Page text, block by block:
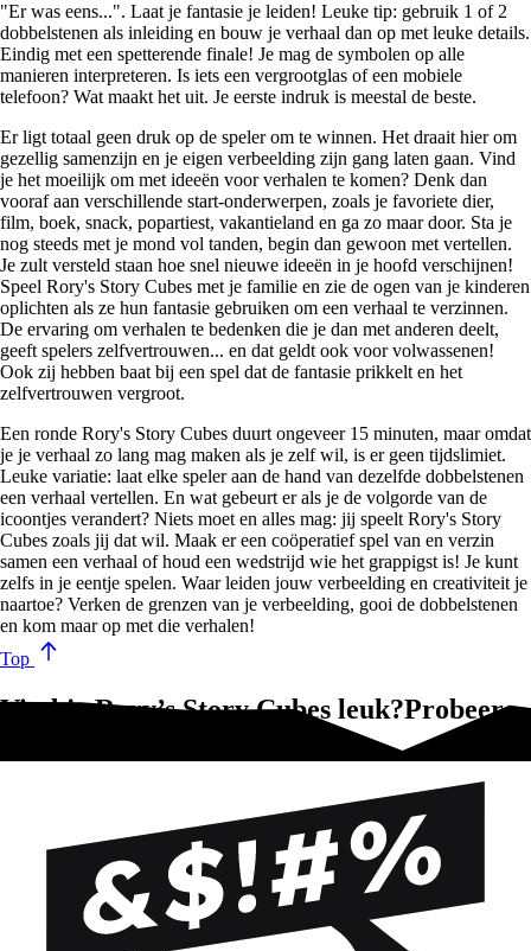
"Er was eens...". Laat je fantasie je leiden! Leuke tip: gebruik 1 of 2
dobbelstenen als inleiding en bouw je verhaal dan op met leuke details.
Eindig met een spetterende finale! Je mag de symbolen op alle
manieren interpreteren. Is iets een vergrootglas of een mobiele
telefoon? Wat maakt het uit. Je eerste indruk is meestal de beste.
Er ligt totaal geen druk op de speler om te winnen. Het draait hier om
gezellig samenzijn en je eigen verbeelding zijn gang laten gaan. Vind
je het moeilijk om met ideeën voor verhalen te komen? Denk dan
vooraf aan verschillende start-onderwerpen, zoals je favoriete dier,
film, boek, snack, popartiest, vakantieland en ga zo maar door. Sta je
nog steeds met je mond vol tanden, begin dan gewoon met vertellen.
Je zult versteld staan hoe snel nieuwe ideeën in je hoofd verschijnen!
Speel Rory's Story Cubes met je familie en zie de ogen van je kinderen
oplichten als ze hun fantasie gebruiken om een verhaal te verzinnen.
De ervaring om verhalen te bedenken die je dan met anderen deelt,
geeft spelers zelfvertrouwen... en dat geldt ook voor volwassenen!
Ook zij hebben baat bij een spel dat de fantasie prikkelt en het
zelfvertrouwen vergroot.
Een ronde Rory's Story Cubes duurt ongeveer 15 minuten, maar omdat
je je verhaal zo lang mag maken als je zelf wil, is er geen tijdslimiet.
Leuke variatie: laat elke speler aan de hand van dezelfde dobbelstenen
een verhaal vertellen. En wat gebeurt er als je de volgorde van de
icoontjes verandert? Niets moet en alles mag: jij speelt Rory's Story
Cubes zoals jij dat wil. Maak er een coöperatief spel van en verzin
samen een verhaal of houd een wedstrijd wie het grappigst is! Je kunt
zelfs in je eentje spelen. Waar leiden jouw verbeelding en creativiteit je
naartoe? Verken de grenzen van je verbeelding, gooi de dobbelstenen
en kom maar op met die verhalen!
Top
Vind je Rory’s Story Cubes leuk?Probeer